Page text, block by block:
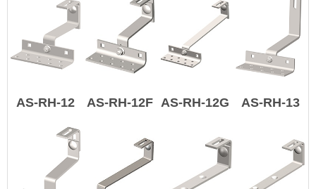
AS-RH-12 AS-RH-12F AS-RH-12G AS-RH-13